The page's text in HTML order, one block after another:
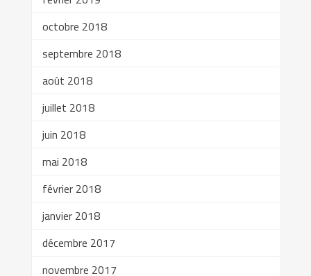
octobre 2018
septembre 2018
août 2018
juillet 2018
juin 2018
mai 2018
février 2018
janvier 2018
décembre 2017
novembre 2017